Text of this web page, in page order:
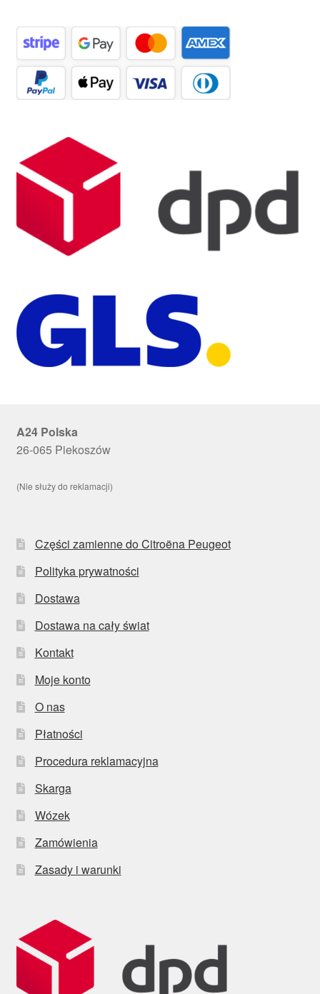
A24 Polska
26-065 Piekoszów
(Nie służy do reklamacji)
Części zamienne do Citroëna Peugeot
Polityka prywatności
Dostawa
Dostawa na cały świat
Kontakt
Moje konto
O nas
Płatności
Procedura reklamacyjna
Skarga
Wózek
Zamówienia
Zasady i warunki